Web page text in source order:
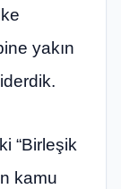
yakın
“Birleşik
kamu